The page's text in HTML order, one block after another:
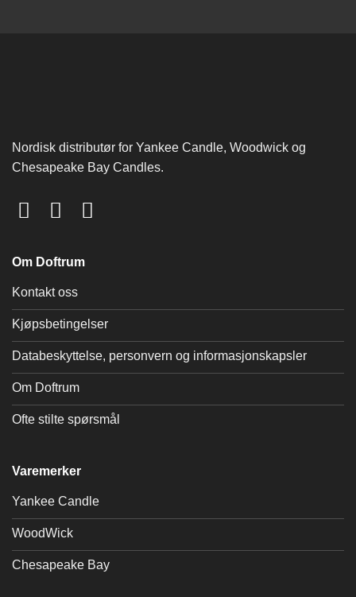
Nordisk distributør for Yankee Candle, Woodwick og
Chesapeake Bay Candles.
Om Doftrum
Kontakt oss
Kjøpsbetingelser
Databeskyttelse, personvern og informasjonskapsler
Om Doftrum
Ofte stilte spørsmål
Varemerker
Yankee Candle
WoodWick
Chesapeake Bay